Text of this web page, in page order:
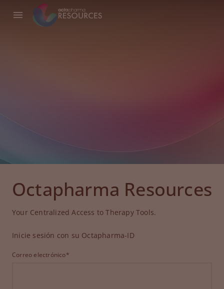
Octapharma Resources
Your Centralized Access to Therapy Tools.
Inicie sesión con su Octapharma-ID
Correo electrónico*